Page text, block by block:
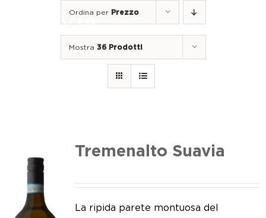
Il nostro lavoro
I nostri vigneti
Ordina per Prezzo
Mostra 36 Prodotti
Tremenalto Suavia
La ripida parete montuosa del